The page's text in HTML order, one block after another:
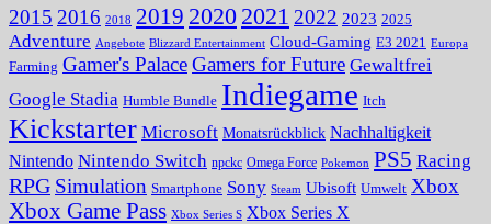
2015 2016 2018 2019 2020 2021 2022 2023 2025
Adventure Angebote Blizzard Entertainment Cloud-Gaming E3 2021 Europa
Farming Gamer's PalaceGamers for Future Gewaltfrei
Google Stadia Humble Bundle Indiegame Itch
Kickstarter Microsoft Monatsrückblick Nachhaltigkeit
Nintendo Nintendo Switch npckc Omega Force Pokemon PS5 Racing
RPG Simulation Smartphone Sony Steam Ubisoft Umwelt Xbox
Xbox Game Pass Xbox Series S Xbox Series X